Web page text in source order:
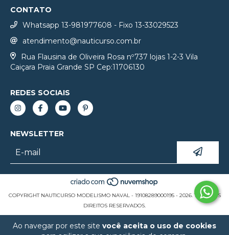
Ao navegar por este site você aceita o uso de cookies
CONTATO
Whatsapp 13-981977608 - Fixo 13-33029523
atendimento@nauticurso.com.br
Rua Flausina de Oliveira Rosa nº737 lojas 1-2-3 Vila
Caiçara Praia Grande SP Cep:11706130
REDES SOCIAIS
NEWSLETTER
COPYRIGHT NAUTICURSO MODELISMO NAVAL - 19108289000195 - 2026. TODOS OS
DIREITOS RESERVADOS.